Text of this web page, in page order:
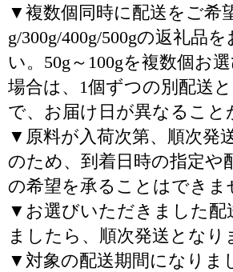
▼複数個同時に配送をご希
g/300g/400g/500gの返礼品
い。50g～100gを複数個お
場合は、1個ずつの別配送
で、お届け日が異なること
▼原料が入荷次第、順次発
のため、到着日時の指定や
の希望を承ることはできま
▼お選びいただきました配
ましたら、順次発送となり
▼対象の配送期間になりま